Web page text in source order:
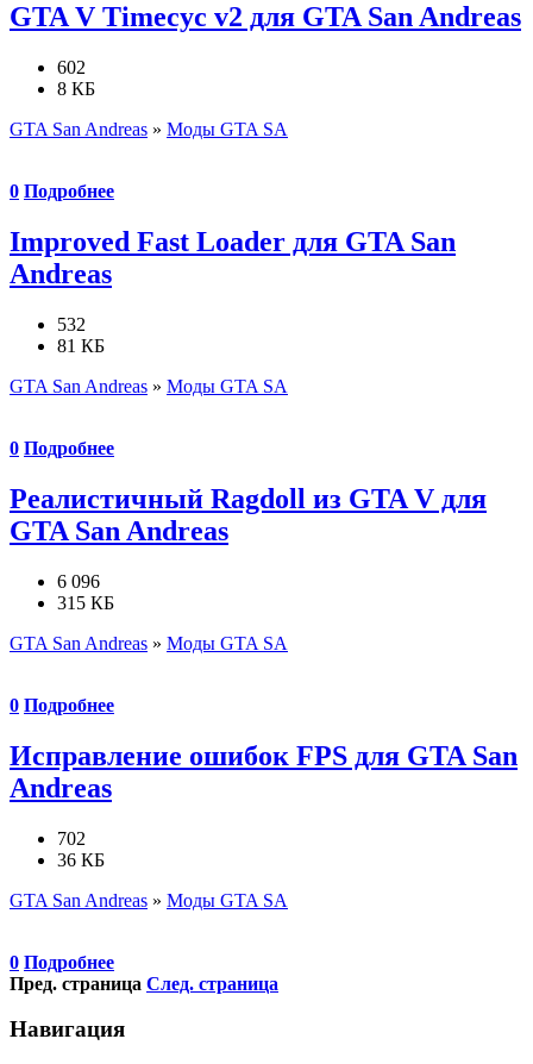
GTA V Timecyc v2 для GTA San Andreas
602
8 КБ
GTA San Andreas » Моды GTA SA
0 Подробнее
Improved Fast Loader для GTA San
Andreas
532
81 КБ
GTA San Andreas » Моды GTA SA
0 Подробнее
Реалистичный Ragdoll из GTA V для
GTA San Andreas
6 096
315 КБ
GTA San Andreas » Моды GTA SA
0 Подробнее
Исправление ошибок FPS для GTA San
Andreas
702
36 КБ
GTA San Andreas » Моды GTA SA
0 Подробнее
Пред. страница След. страница
Навигация